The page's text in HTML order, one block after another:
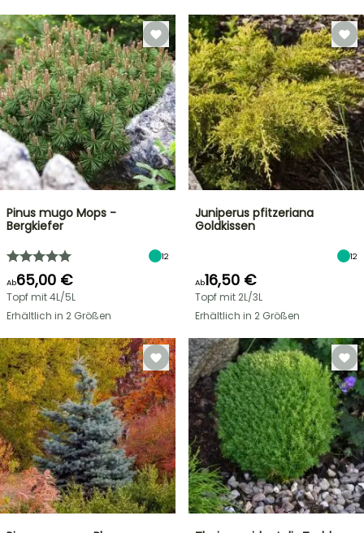
Pinus mugo Mops -
Bergkiefer
12
Ab65,00 €
Topf mit 4L/5L
Erhältlich in 2 Größen
Juniperus pfitzeriana
Goldkissen
12
Ab16,50 €
Topf mit 2L/3L
Erhältlich in 2 Größen